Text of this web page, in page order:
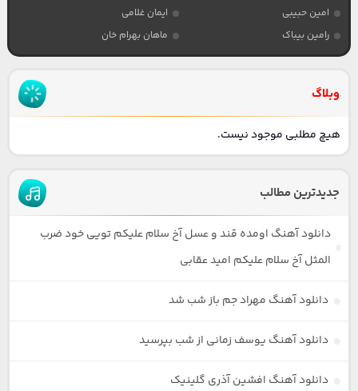
امین حبیبی
ایمان غلامی
رامین بیباک
ماهان بهرام خان
وبلاگ
هیچ مطلبی موجود نیست.
جدیدترین مطالب
دانلود آهنگ اومده قند و عسل آخ سلام علیکم تویی خود ضرب
المثل آخ سلام علیکم امید عقابی
دانلود آهنگ مهراد جم باز شب شد
دانلود آهنگ یوسف زمانی از شب بپرسید
دانلود آهنگ افشین آذری گلینیک